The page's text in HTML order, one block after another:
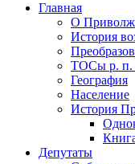
Главная
О
История
ТОСы р. п.
География
Население
История
Депутаты